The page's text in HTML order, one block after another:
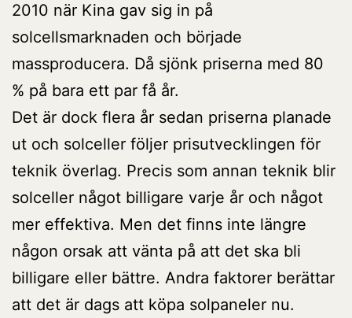
2010 när Kina gav sig in på
solcellsmarknaden och började
massproducera. Då sjönk priserna med 80
% på bara ett par få år.
Det är dock flera år sedan priserna planade
ut och solceller följer prisutvecklingen för
teknik överlag. Precis som annan teknik blir
solceller något billigare varje år och något
mer effektiva. Men det finns inte längre
någon orsak att vänta på att det ska bli
billigare eller bättre. Andra faktorer berättar
att det är dags att köpa solpaneler nu.